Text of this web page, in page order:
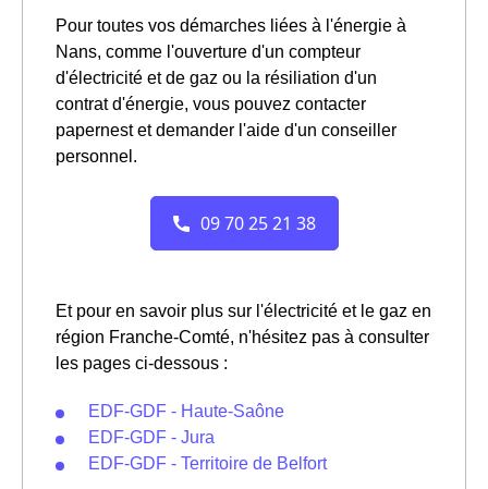
Pour toutes vos démarches liées à l'énergie à
Nans, comme l'ouverture d'un compteur
d'électricité et de gaz ou la résiliation d'un
contrat d'énergie, vous pouvez contacter
papernest et demander l'aide d'un conseiller
personnel.
Et pour en savoir plus sur l'électricité et le gaz en
région Franche-Comté, n'hésitez pas à consulter
les pages ci-dessous :
EDF-GDF - Haute-Saône
EDF-GDF - Jura
EDF-GDF - Territoire de Belfort